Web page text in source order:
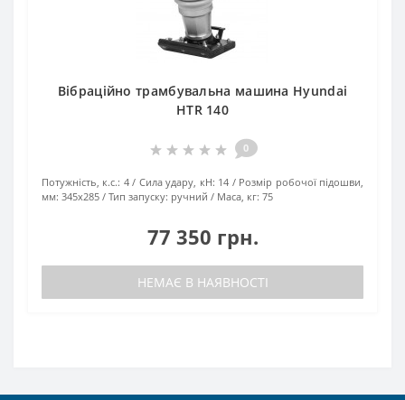
Вібраційно трамбувальна машина Hyundai
HTR 140
0
Потужність, к.с.: 4 Сила удару, кН: 14
Розмір робочої підошви,
мм: 345х285 Тип запуску: ручний Маса, кг: 75
77 350 грн.
НЕМАЄ В НАЯВНОСТІ